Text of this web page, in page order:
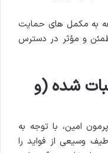
به مکمل های حمایت
و مؤثر در دسترس
شده (و
پرمون امین، با توجه به
وسیعی از فواید را